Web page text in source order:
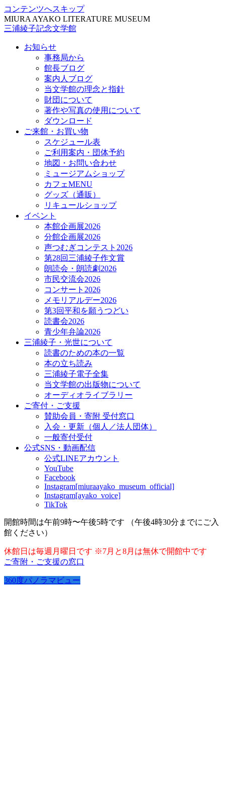
コンテンツへスキップ
MIURA AYAKO LITERATURE MUSEUM
三浦綾子記念文学館
お知らせ
事務局から
館長ブログ
案内人ブログ
当文学館の理念と指針
財団について
著作や写真の使用について
ダウンロード
ご来館・お買い物
スケジュール表
ご利用案内・団体予約
地図・お問い合わせ
ミュージアムショップ
カフェMENU
グッズ（通販）
リキュールショップ
イベント
本館企画展2026
分館企画展2026
声つむぎコンテスト2026
第28回三浦綾子作文賞
朗読会・朗読劇2026
市民交流会2026
コンサート2026
メモリアルデー2026
第3回平和を願うつどい
読書会2026
青少年弁論2026
三浦綾子・光世について
読書のための本の一覧
本の立ち読み
三浦綾子電子全集
当文学館の出版物について
オーディオライブラリー
ご寄付・ご支援
賛助会員・寄附 受付窓口
入会・更新（個人／法人団体）
一般寄付受付
公式SNS・動画配信
公式LINEアカウント
YouTube
Facebook
Instagram[miuraayako_museum_official]
Instagram[ayako_voice]
TikTok
開館時間は午前9時〜午後5時です （午後4時30分までにご入
館ください）
休館日は毎週月曜日です ※7月と8月は無休で開館中です
ご寄附・ご支援の窓口
360度パノラマビュー